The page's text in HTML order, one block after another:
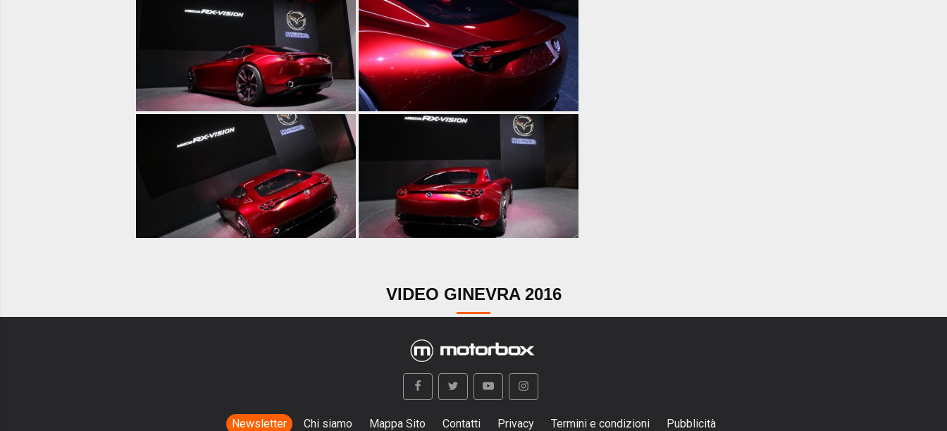
VIDEO GINEVRA 2016
Newsletter Chi siamo Mappa Sito Contatti Privacy Termini e condizioni Pubblicità